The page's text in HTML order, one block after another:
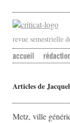
revue semestrielle
accueil
Articles de
Metz, ville